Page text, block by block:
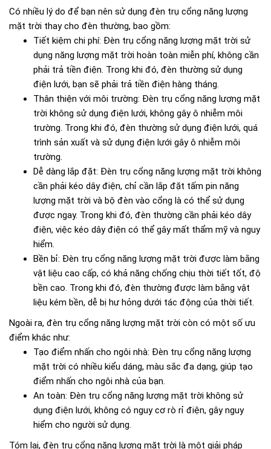
Có nhiều lý do để bạn nên sử dụng đèn trụ cổng năng lượng
mặt trời thay cho đèn thường, bao gồm:
Tiết kiệm chi phí: Đèn trụ cổng năng lượng mặt trời sử
dụng năng lượng mặt trời hoàn toàn miễn phí, không cần
phải trả tiền điện. Trong khi đó, đèn thường sử dụng
điện lưới, bạn sẽ phải trả tiền điện hàng tháng.
Thân thiện với môi trường: Đèn trụ cổng năng lượng mặt
trời không sử dụng điện lưới, không gây ô nhiễm môi
trường. Trong khi đó, đèn thường sử dụng điện lưới, quá
trình sản xuất và sử dụng điện lưới gây ô nhiễm môi
trường.
Dễ dàng lắp đặt: Đèn trụ cổng năng lượng mặt trời không
cần phải kéo dây điện, chỉ cần lắp đặt tấm pin năng
lượng mặt trời và bộ đèn vào cổng là có thể sử dụng
được ngay. Trong khi đó, đèn thường cần phải kéo dây
điện, việc kéo dây điện có thể gây mất thẩm mỹ và nguy
hiểm.
Bền bỉ: Đèn trụ cổng năng lượng mặt trời được làm bằng
vật liệu cao cấp, có khả năng chống chịu thời tiết tốt, độ
bền cao. Trong khi đó, đèn thường được làm bằng vật
liệu kém bền, dễ bị hư hỏng dưới tác động của thời tiết.
Ngoài ra, đèn trụ cổng năng lượng mặt trời còn có một số ưu
điểm khác như:
Tạo điểm nhấn cho ngôi nhà: Đèn trụ cổng năng lượng
mặt trời có nhiều kiểu dáng, màu sắc đa dạng, giúp tạo
điểm nhấn cho ngôi nhà của bạn.
An toàn: Đèn trụ cổng năng lượng mặt trời không sử
dụng điện lưới, không có nguy cơ rò rỉ điện, gây nguy
hiểm cho người sử dụng.
Tóm lại, đèn trụ cổng năng lượng mặt trời là một giải pháp